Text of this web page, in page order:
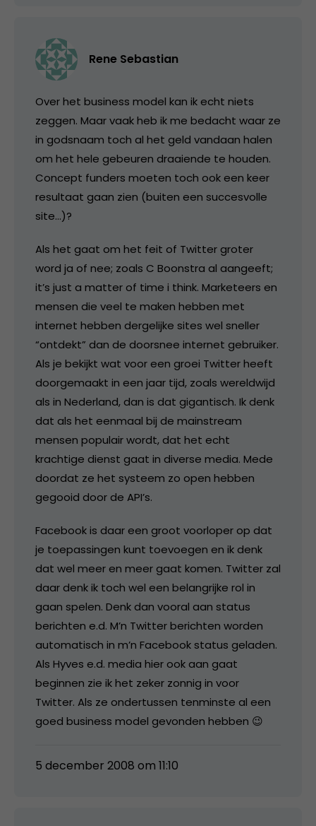
Rene Sebastian
Over het business model kan ik echt niets
zeggen. Maar vaak heb ik me bedacht waar ze
in godsnaam toch al het geld vandaan halen
om het hele gebeuren draaiende te houden.
Concept funders moeten toch ook een keer
resultaat gaan zien (buiten een succesvolle
site…)?
Als het gaat om het feit of Twitter groter
word ja of nee; zoals C Boonstra al aangeeft;
it’s just a matter of time i think. Marketeers en
mensen die veel te maken hebben met
internet hebben dergelijke sites wel sneller
“ontdekt” dan de doorsnee internet gebruiker.
Als je bekijkt wat voor een groei Twitter heeft
doorgemaakt in een jaar tijd, zoals wereldwijd
als in Nederland, dan is dat gigantisch. Ik denk
dat als het eenmaal bij de mainstream
mensen populair wordt, dat het echt
krachtige dienst gaat in diverse media. Mede
doordat ze het systeem zo open hebben
gegooid door de API’s.
Facebook is daar een groot voorloper op dat
je toepassingen kunt toevoegen en ik denk
dat wel meer en meer gaat komen. Twitter zal
daar denk ik toch wel een belangrijke rol in
gaan spelen. Denk dan vooral aan status
berichten e.d. M’n Twitter berichten worden
automatisch in m’n Facebook status geladen.
Als Hyves e.d. media hier ook aan gaat
beginnen zie ik het zeker zonnig in voor
Twitter. Als ze ondertussen tenminste al een
goed business model gevonden hebben 😉
5 december 2008 om 11:10